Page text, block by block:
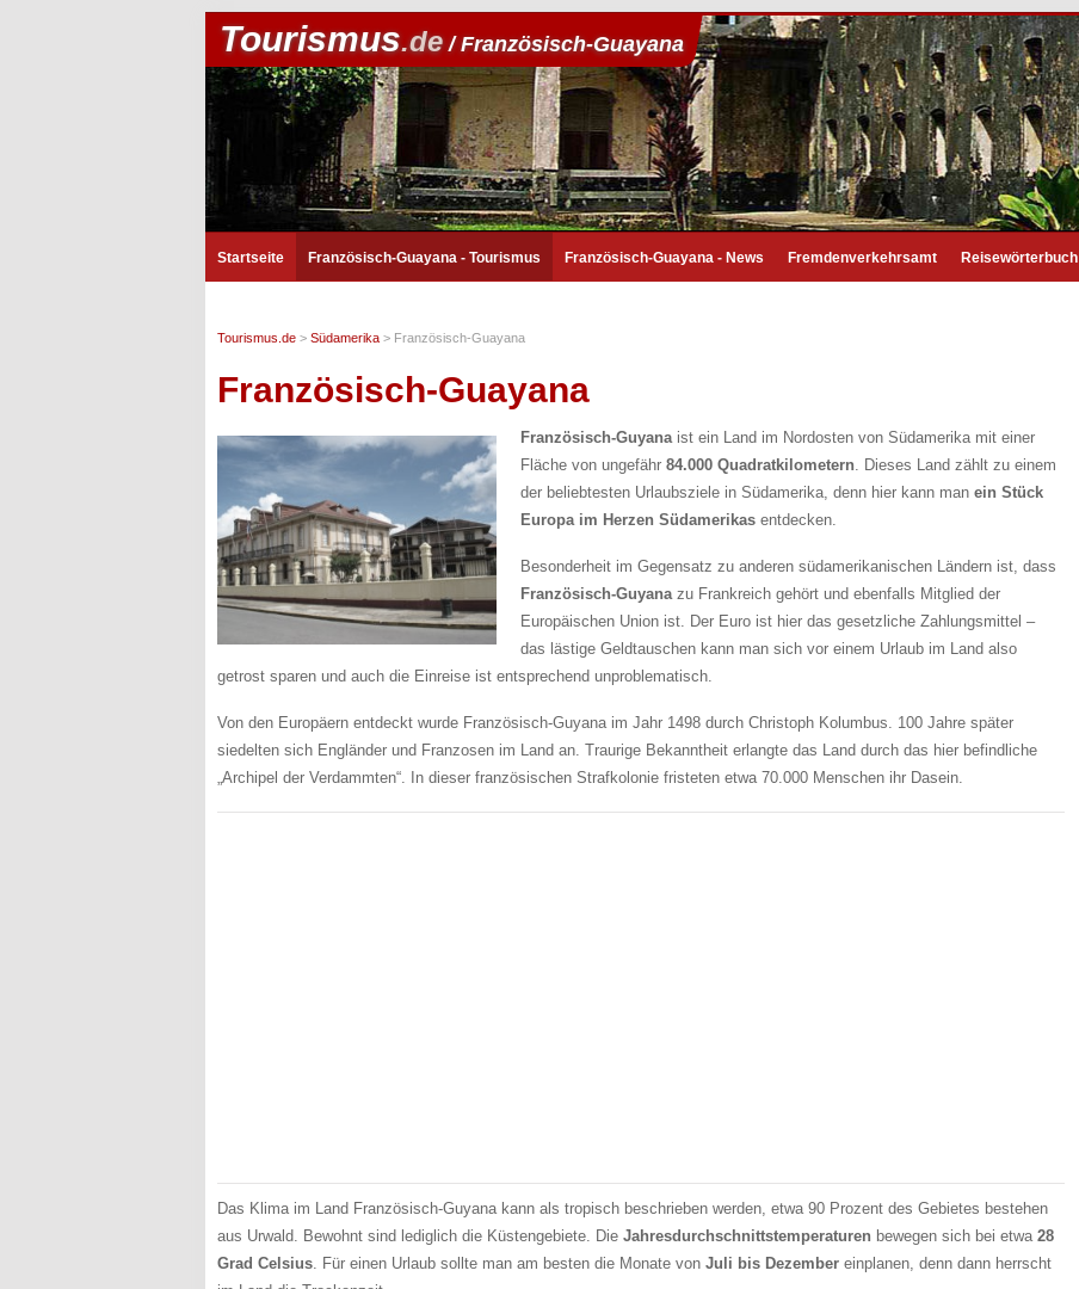
Tourismus.de/ Französisch-Guayana
Startseite Französisch-Guayana - Tourismus Französisch-Guayana - News Fremdenverkehrsamt Reisewörterbuch
Tourismus.de > Südamerika > Französisch-Guayana
Französisch-Guayana
Französisch-Guyana ist ein Land im Nordosten von Südamerika mit einer
Fläche von ungefähr84.000 Quadratkilometern . Dieses Land zählt zu einem
der beliebtesten Urlaubsziele in Südamerika, denn hier kann manein Stück
Europa im Herzen Südamerikas entdecken.
Besonderheit im Gegensatz zu anderen südamerikanischen Ländern ist, dass
Französisch-Guyanazu Frankreich gehört und ebenfalls Mitglied der
Europäischen Union ist. Der Euro ist hier das gesetzliche Zahlungsmittel –
das lästige Geldtauschen kann man sich vor einem Urlaub im Land also
getrost sparen und auch die Einreise ist entsprechend unproblematisch.
Von den Europäern entdeckt wurde Französisch-Guyana im Jahr 1498 durch Christoph Kolumbus. 100 Jahre später
siedelten sich Engländer und Franzosen im Land an. Traurige Bekanntheit erlangte das Land durch das hier befindliche
„Archipel der Verdammten“. In dieser französischen Strafkolonie fristeten etwa 70.000 Menschen ihr Dasein.
Das Klima im Land Französisch-Guyana kann als tropisch beschrieben werden, etwa 90 Prozent des Gebietes bestehen
aus Urwald. Bewohnt sind lediglich die Küstengebiete. Die Jahresdurchschnittstemperaturen bewegen sich bei etwa 28
Grad Celsius. Für einen Urlaub sollte man am besten die Monate von Juli bis Dezember einplanen, denn dann herrscht